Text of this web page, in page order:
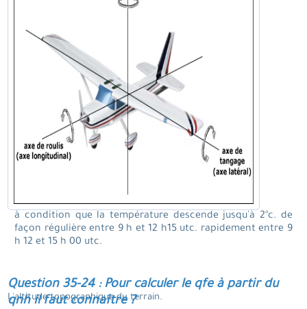
à condition que la température descende jusqu'à 2°c. de
façon régulière entre 9 h et 12 h15 utc. rapidement entre 9
h 12 et 15 h 00 utc.
Question 35-24 : Pour calculer le qfe à partir du
qnh il faut connaître ?
L'altitude topographique du terrain.